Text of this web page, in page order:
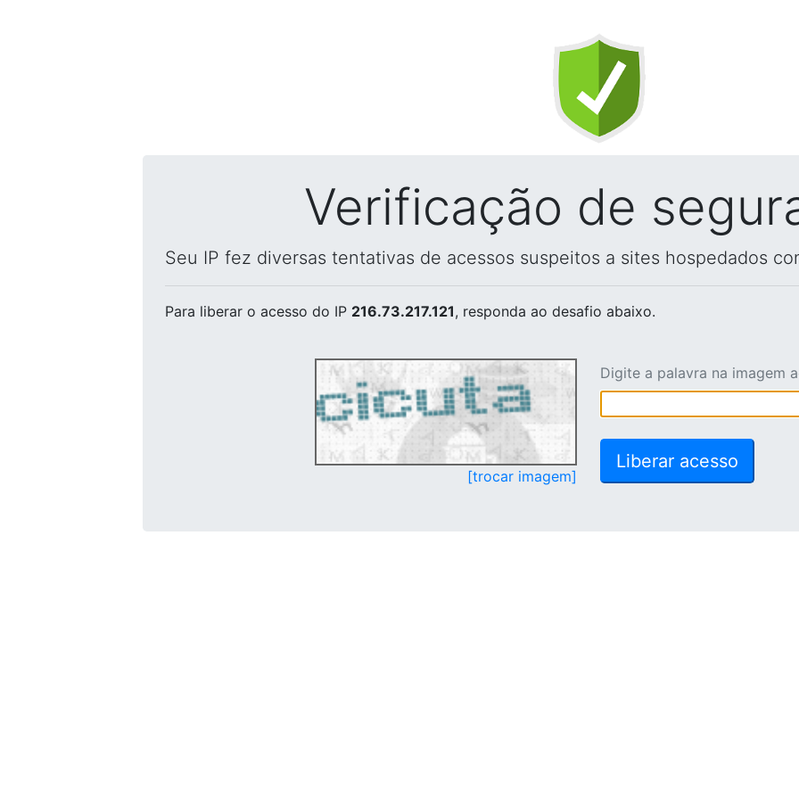
Verificação de
Seu IP fez diversas tentativas de acessos suspeitos a sites hospedados
Para liberar o acesso do IP 216.73.217.121, responda ao desafio abaixo.
[trocar imagem]
Digite a palavra na imagem